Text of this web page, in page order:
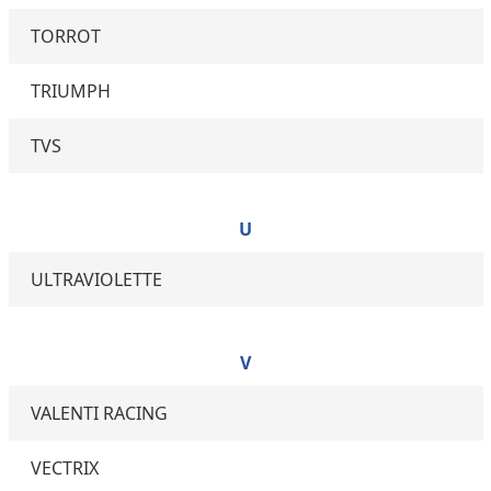
TORROT
TRIUMPH
TVS
U
ULTRAVIOLETTE
V
VALENTI RACING
VECTRIX